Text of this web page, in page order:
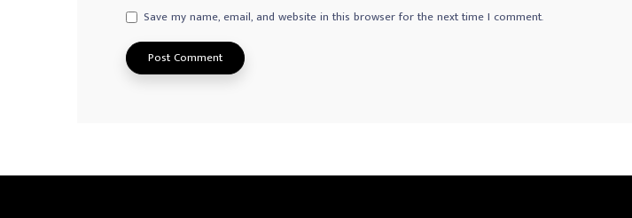
Save my name, email, and website in this browser for the next time I comment.